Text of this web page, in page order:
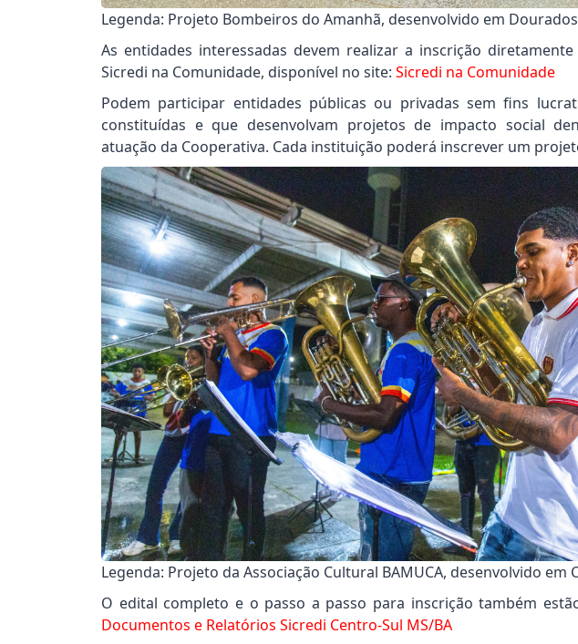
Legenda: Projeto Bombeiros do Amanhã, desenvolvido em Dourados
As entidades interessadas devem realizar a inscrição
Sicredi na Comunidade, disponível no site: Sicredi na Comunidade
Podem participar entidades públicas ou privadas sem fins
constituídas e que desenvolvam projetos de impacto social
atuação da Cooperativa. Cada instituição poderá inscrever um
Legenda: Projeto da Associação Cultural BAMUCA, desenvolvido em
O edital completo e o passo a passo para inscrição também
Documentos e Relatórios Sicredi Centro-Sul MS/BA
da Rede Municipal de Ensino Inauguração do Pronto Socorro